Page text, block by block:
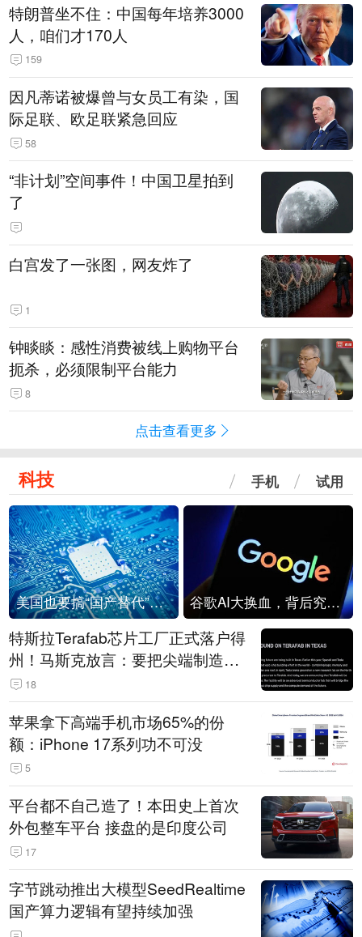
特朗普坐不住：中国每年培养3000
人，咱们才170人
159
因凡蒂诺被爆曾与女员工有染，国
际足联、欧足联紧急回应
58
“非计划”空间事件！中国卫星拍到
了
白宫发了一张图，网友炸了
1
钟睒睒：感性消费被线上购物平台
扼杀，必须限制平台能力
8
点击查看更多
科技 手机 试用
美国也要搞“国产替代”？先算清三笔账 谷歌AI大换血，背后究竟发生了什么？
特斯拉Terafab芯片工厂正式落户得
州！马斯克放言：要把尖端制造带
回美国
18
苹果拿下高端手机市场65%的份
额：iPhone 17系列功不可没
5
平台都不自己造了！本田史上首次
外包整车平台 接盘的是印度公司
17
字节跳动推出大模型SeedRealtime
国产算力逻辑有望持续加强